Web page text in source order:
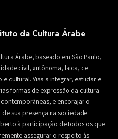
da Cultura Árabe
Árabe, baseado em São Paulo,
civil, autônoma, laica, de
e cultural. Visa a integrar, estudar e
formas de expressão da cultura
e encorajar o
sua presença na sociedade
à participação de todos os que
assegurar o respeito às